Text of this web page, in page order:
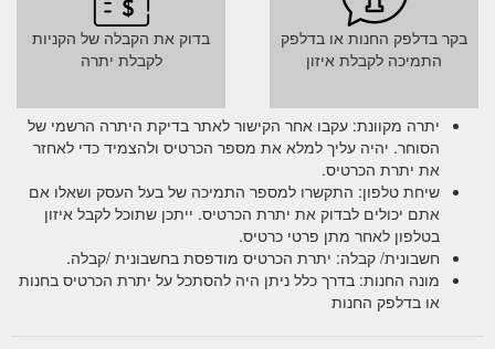
בדוק את הקבלה של הקניות
לקבלת יתרה
בקר בדלפק החנות או בדלפק
התמיכה לקבלת איזון
יתרה מקוונת: עקבו אחר הקישור לאתר בדיקת היתרה הרשמי של
הסוחר. יהיה עליך למלא את מספר הכרטיס ולהצמיד כדי לאחזר
את יתרת הכרטיס.
שיחת טלפון: התקשרו למספר התמיכה של בעל העסק ושאלו אם
אתם יכולים לבדוק את יתרת הכרטיס. ייתכן שתוכל לקבל איזון
בטלפון לאחר מתן פרטי כרטיס.
חשבונית/ קבלה: יתרת הכרטיס מודפסת בחשבונית /קבלה.
מונה החנות: בדרך כלל ניתן היה להסתכל על יתרת הכרטיס בחנות
או בדלפק החנות